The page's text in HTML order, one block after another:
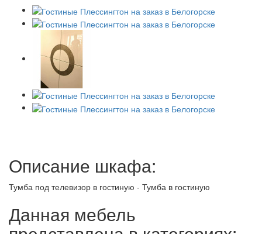
Описание шкафа:
Тумба под телевизор в гостиную - Тумба в гостиную
Данная мебель